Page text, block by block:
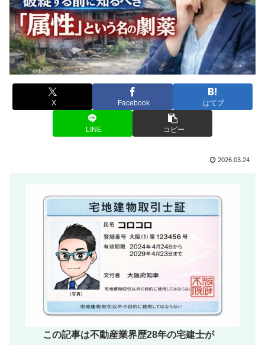
X Facebook はてブ
LINE コピー
2026.03.24
この記事は不動産業界歴28年の宅建士が